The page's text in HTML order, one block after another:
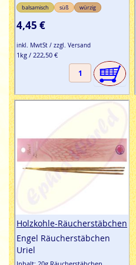
balsamisch süß würzig
4,45 €
inkl. MwtSt / zzgl. Versand
1kg / 222,50 €
Holzkohle-Räucherstäbchen
Engel Räucherstäbchen
Uriel